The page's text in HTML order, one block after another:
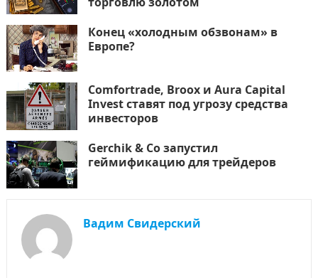
Конец «холодным обзвонам» в
Европе?
Comfortrade, Broox и Aura Capital
Invest ставят под угрозу средства
инвесторов
Gerchik & Co запустил
геймификацию для трейдеров
Вадим Свидерский